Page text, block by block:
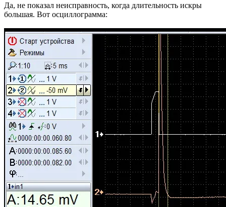
Да, не показал неисправность, когда длительность искры
большая. Вот осциллограмма: